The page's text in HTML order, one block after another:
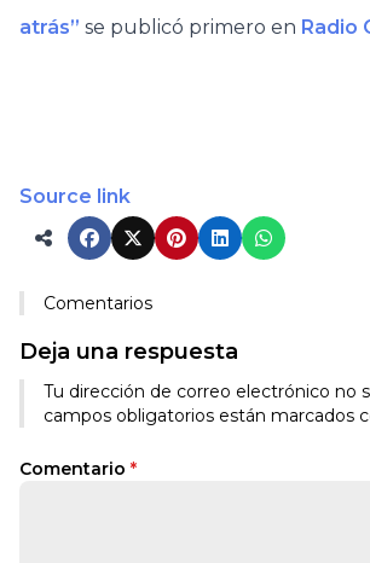
atrás” se publicó primero en Radio
Source link
Comentarios
Deja una respuesta
Tu dirección de correo electrónico no
campos obligatorios están marcados
Comentario *